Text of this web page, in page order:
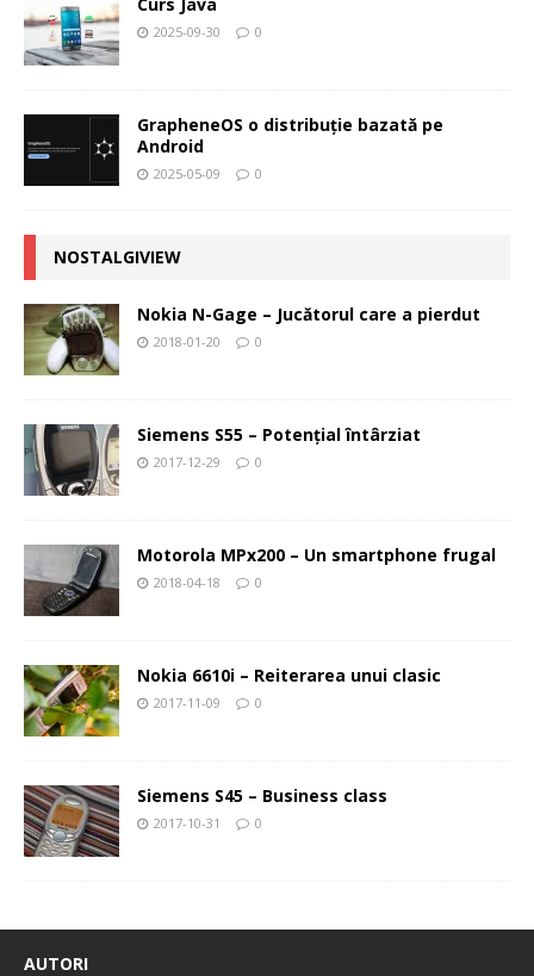
2025-09-30 0
GrapheneOS o distribuție bazată pe
Android
2025-05-09 0
NOSTALGIVIEW
Nokia N-Gage – Jucătorul care a pierdut
2018-01-20 0
Siemens S55 – Potenţial întârziat
2017-12-29 0
Motorola MPx200 – Un smartphone frugal
2018-04-18 0
Nokia 6610i – Reiterarea unui clasic
2017-11-09 0
Siemens S45 – Business class
2017-10-31 0
AUTORI